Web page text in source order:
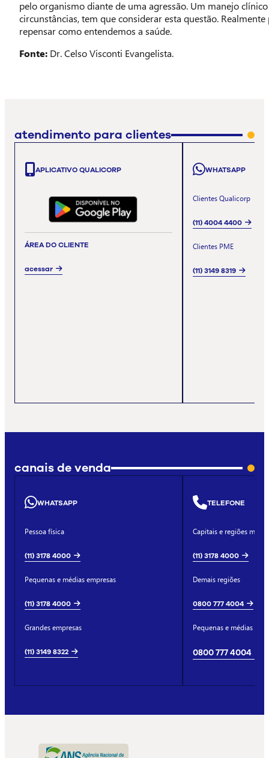
pelo organismo diante de uma agressão. Um manejo clínico
circunstâncias, tem que considerar esta questão.
repensar como entendemos a saúde.
Fonte: Dr. Celso Visconti Evangelista.
atendimento para clientes
APLICATIVO QUALICORP
ÁREA DO CLIENTE
acessar
WHATSAPP
Clientes Qualicorp
(11) 4004 4400
Clientes PME
(11) 3149 8319
canais de venda
WHATSAPP
Pessoa física
(11) 3178 4000
Pequenas e médias empresas
(11) 3178 4000
Grandes empresas
(11) 3149 8322
TELEFONE
Capitais e regiões
(11) 3178 4000
Demais regiões
0800 777 4004
Pequenas e médias
0800 777 4004